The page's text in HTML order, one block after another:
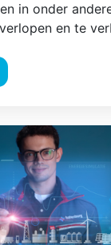
in onder
en te